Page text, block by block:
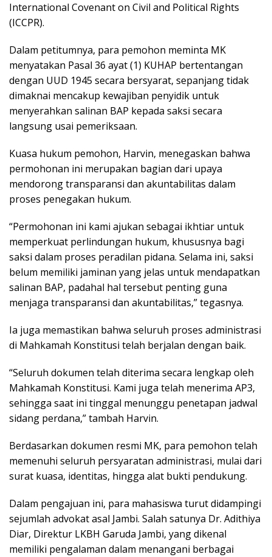
International Covenant on Civil and Political Rights
(ICCPR).
Dalam petitumnya, para pemohon meminta MK
menyatakan Pasal 36 ayat (1) KUHAP bertentangan
dengan UUD 1945 secara bersyarat, sepanjang tidak
dimaknai mencakup kewajiban penyidik untuk
menyerahkan salinan BAP kepada saksi secara
langsung usai pemeriksaan.
Kuasa hukum pemohon, Harvin, menegaskan bahwa
permohonan ini merupakan bagian dari upaya
mendorong transparansi dan akuntabilitas dalam
proses penegakan hukum.
“Permohonan ini kami ajukan sebagai ikhtiar untuk
memperkuat perlindungan hukum, khususnya bagi
saksi dalam proses peradilan pidana. Selama ini, saksi
belum memiliki jaminan yang jelas untuk mendapatkan
salinan BAP, padahal hal tersebut penting guna
menjaga transparansi dan akuntabilitas,” tegasnya.
Ia juga memastikan bahwa seluruh proses administrasi
di Mahkamah Konstitusi telah berjalan dengan baik.
“Seluruh dokumen telah diterima secara lengkap oleh
Mahkamah Konstitusi. Kami juga telah menerima AP3,
sehingga saat ini tinggal menunggu penetapan jadwal
sidang perdana,” tambah Harvin.
Berdasarkan dokumen resmi MK, para pemohon telah
memenuhi seluruh persyaratan administrasi, mulai dari
surat kuasa, identitas, hingga alat bukti pendukung.
Dalam pengajuan ini, para mahasiswa turut didampingi
sejumlah advokat asal Jambi. Salah satunya Dr. Adithiya
Diar, Direktur LKBH Garuda Jambi, yang dikenal
memiliki pengalaman dalam menangani berbagai